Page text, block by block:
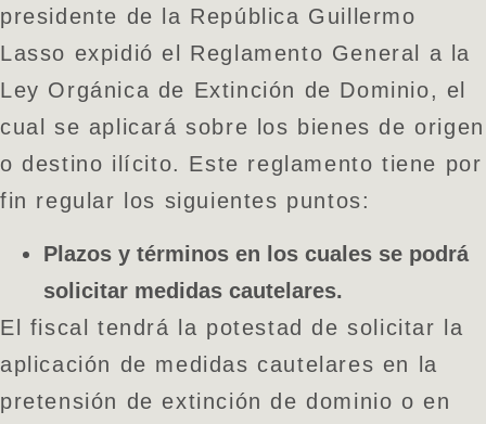
presidente de la República Guillermo
Lasso expidió el Reglamento General a la
Ley Orgánica de Extinción de Dominio, el
cual se aplicará sobre los bienes de origen
o destino ilícito. Este reglamento tiene por
fin regular los siguientes puntos:
Plazos y términos en los cuales se podrá
solicitar medidas cautelares.
El fiscal tendrá la potestad de solicitar la
aplicación de medidas cautelares en la
pretensión de extinción de dominio o en